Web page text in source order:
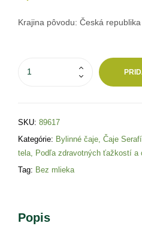
Krajina pôvodu: Česká republika
SKU: 89617
Kategórie: Bylinné čaje Čaje
tela
Podľa zdravotných ťažkostí a
Tag: Bez mlieka
Popis